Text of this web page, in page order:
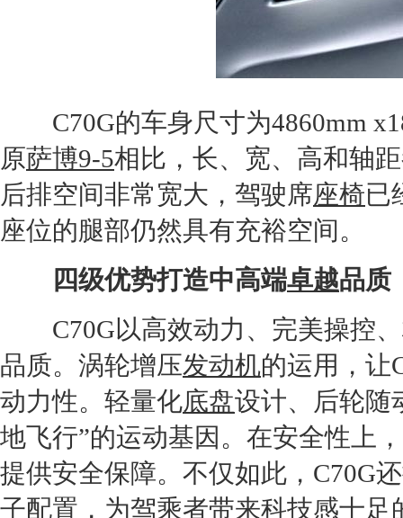
C70G的车身尺寸为4860mm
原萨博9-5相比，长、宽、高和轴
后排空间非常宽大，驾驶席座椅已
座位的腿部仍然具有充裕空间。
四级优势打造中高端卓越品质
C70G以高效动力、完美操控
品质。涡轮增压发动机的运用，让
动力性。轻量化底盘设计、后轮随
地飞行”的运动基因。在安全性上，
提供安全保障。不仅如此， C70G
子配置，为驾乘者带来科技感十足